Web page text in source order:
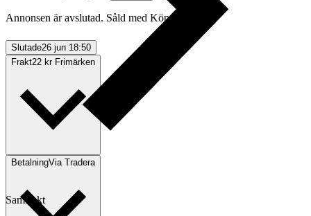
Annonsen är avslutad. Såld med Köp nu.
Slutade26 jun 18:50
Frakt22 kr Frimärken
BetalningVia Tradera
Samfrakt